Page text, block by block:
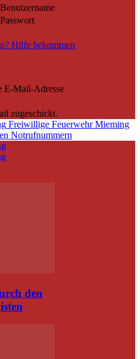
Hilfe bekommen
E-Mail-Adresse
zugeschickt.
Freiwillige Feuerwehr Mieming
den